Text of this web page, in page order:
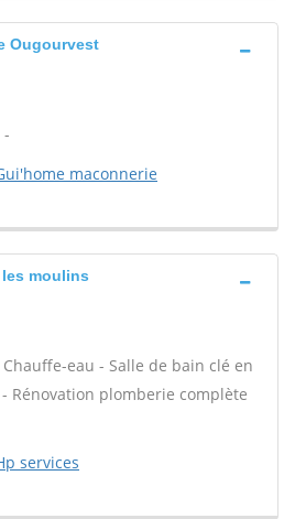
Ougourvest
-
maconnerie
moulins
eau - Salle de bain clé en
Rénovation plomberie complète
services